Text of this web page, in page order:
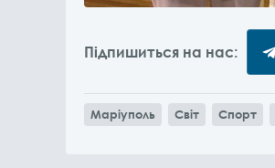
Підпишиться на нас:
Маріуполь Світ Спорт